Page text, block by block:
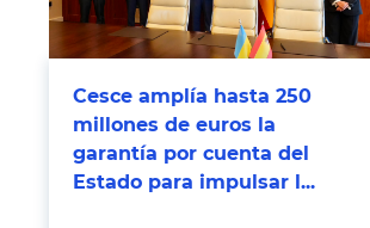
Cesce amplía hasta 250
millones de euros la
garantía por cuenta del
Estado para impulsar l...